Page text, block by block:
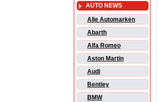
AUTO NEWS
Alle Automarken
Abarth
Alfa Romeo
Aston Martin
Audi
Bentley
BMW